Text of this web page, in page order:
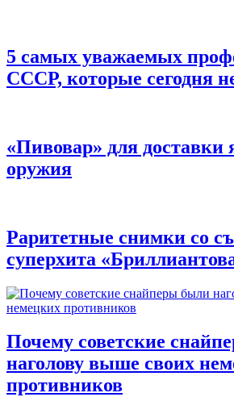
5 самых уважаемых
СССР, которые сегодня
«Пивовар» для доставки
оружия
Раритетные снимки со
суперхита
Почему советские
наголову выше своих
противников